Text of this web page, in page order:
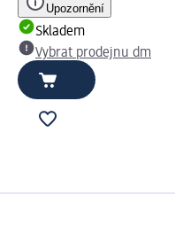
Upozornění
Skladem
Vybrat prodejnu dm